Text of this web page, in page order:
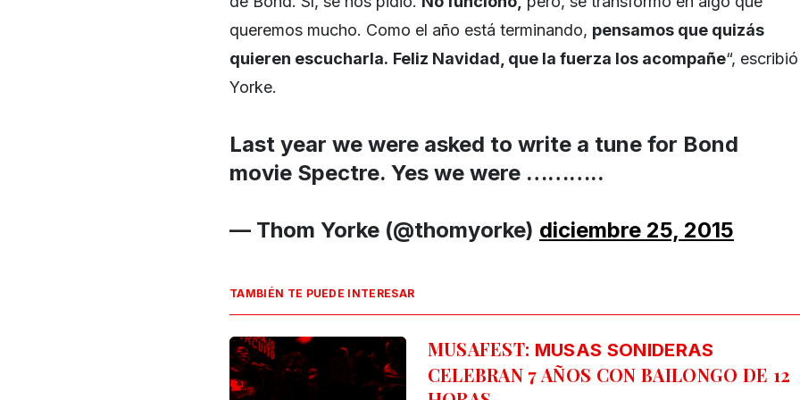
queremos mucho. Como el año está terminando, pensamos que quizás
quieren escucharla. Feliz Navidad, que la fuerza los acompañe“, escribió
Yorke.
Last year we were asked to write a tune for Bond
movie Spectre. Yes we were ………..
— Thom Yorke (@thomyorke) diciembre 25, 2015
TAMBIÉN TE PUEDE INTERESAR
MUSAFEST: MUSAS SONIDERAS
CELEBRAN 7 AÑOS CON BAILONGO DE 12